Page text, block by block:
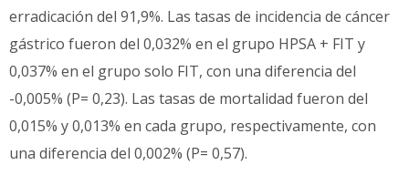
erradicación del 91,9%. Las tasas de incidencia de cáncer
gástrico fueron del 0,032% en el grupo HPSA + FIT y
0,037% en el grupo solo FIT, con una diferencia del
-0,005% (P= 0,23). Las tasas de mortalidad fueron del
0,015% y 0,013% en cada grupo, respectivamente, con
una diferencia del 0,002% (P= 0,57).